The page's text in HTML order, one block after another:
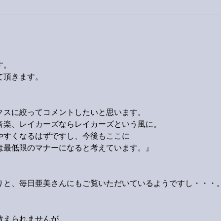
きます。
に絞ってコメントしたいと思います。
、レイカーズならレイカーズという風に。
くなるはずですし、今後もここに
低限のマナーになると考えています。』
、毎日亜美さんにもご覧いただいているようですし・・・